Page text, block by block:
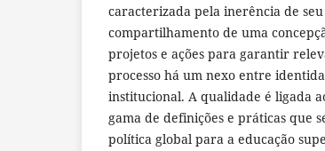
caracterizada pela inerência de
compartilhamento de uma
projetos e ações para garantir
processo há um nexo entre
institucional. A qualidade é ligada
gama de definições e práticas que
política global para a educação